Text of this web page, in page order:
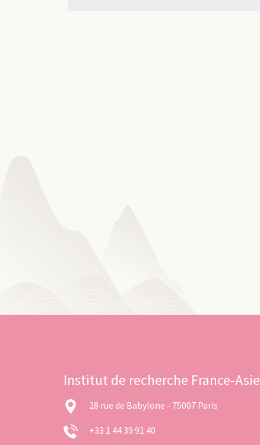
Institut de recherche France-Asie
28 rue de Babylone - 75007 Paris
+33 1 44 39 91 40